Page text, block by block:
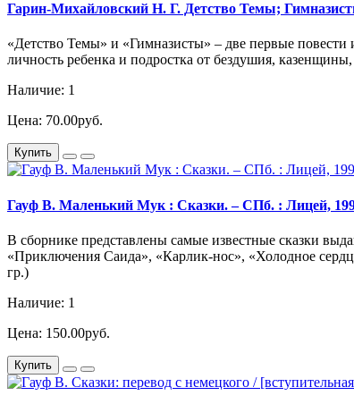
Гарин-Михайловский Н. Г. Детство Темы;
«Детство Темы» и «Гимназисты» – две первые повести
личность ребенка и подростка от бездушия,
Наличие: 1
Цена: 70.00руб.
Купить
Гауф В. Маленький Мук : Сказки. – СПб. : Лицей,
В сборнике представлены самые известные сказки
«Приключения Саида», «Карлик-нос», «Холодное
гр.)
Наличие: 1
Цена: 150.00руб.
Купить